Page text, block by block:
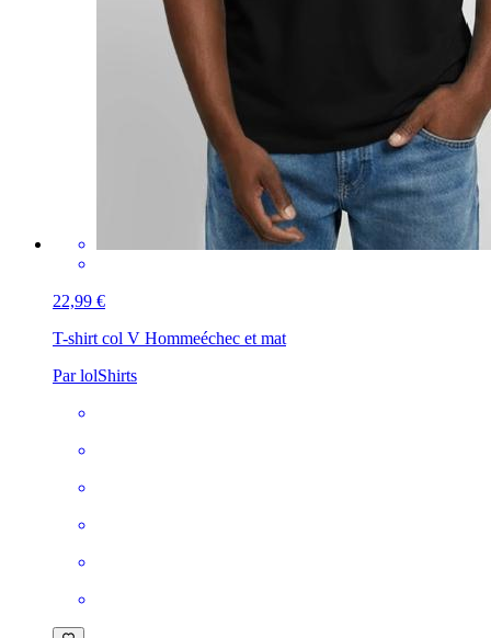
22,99 €
T-shirt col V Hommeéchec et mat
Par lolShirts